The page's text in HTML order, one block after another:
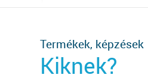
Termékek, képzések
Kiknek?